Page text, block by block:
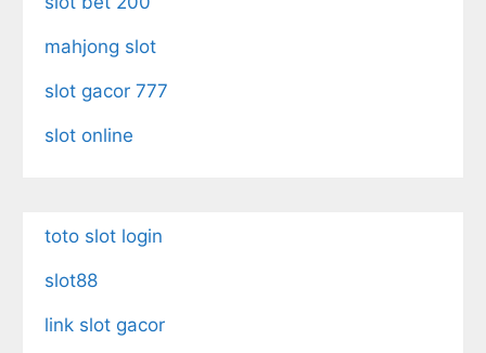
mahjong slot
slot gacor 777
slot online
toto slot login
slot88
link slot gacor